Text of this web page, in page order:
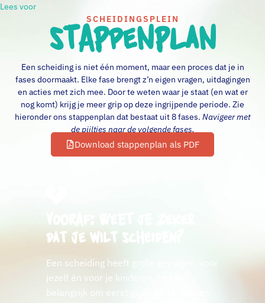
Lees voor
SCHEIDINGSPLEIN
STAPPENPLAN
Een scheiding is niet één moment, maar een proces dat je in
fases doormaakt. Elke fase brengt z’n eigen vragen, uitdagingen
en acties met zich mee. Door te weten waar je staat (en wat er
nog komt) krijg je meer grip op deze ingrijpende periode. Zie
hieronder ons stappenplan dat bestaat uit 8 fases. Navigeer met
de pijltjes naar de volgende fases.
Download stappenplan als PDF
Vooraf: Weet je zeker
dat je wilt scheiden?
Een scheiding heeft grote gevolgen, voor
jezelf én voor je kinderen. Het is
belangrijk om eerst goed na te denken: